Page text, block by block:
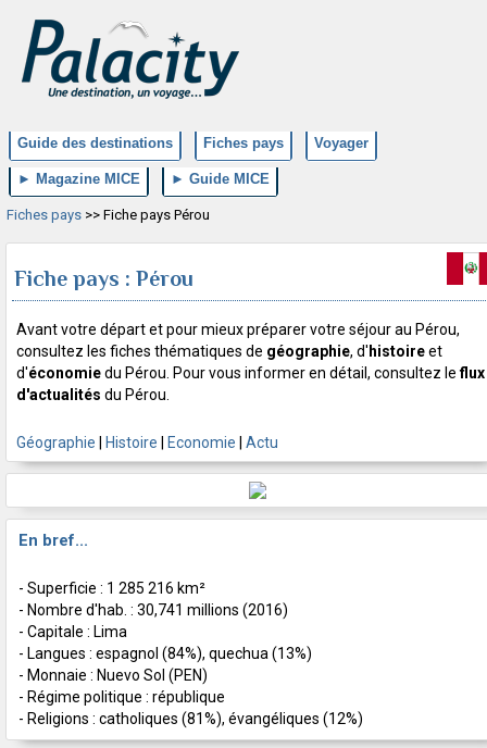
Guide des destinations Fiches pays Voyager
► Magazine MICE ► Guide MICE
Fiches pays >> Fiche pays Pérou
Fiche pays : Pérou
Avant votre départ et pour mieux préparer votre séjour au Pérou,
consultez les fiches thématiques de géographie, d' histoireet
d'économiedu Pérou. Pour vous informer en détail, consultez leflux
d'actualités du Pérou.
Géographie Histoire Economie Actu
En bref...
- Superficie : 1 285 216 km²
- Nombre d'hab. : 30,741 millions (2016)
- Capitale : Lima
- Langues : espagnol (84%), quechua (13%)
- Monnaie : Nuevo Sol (PEN)
- Régime politique : république
- Religions : catholiques (81%), évangéliques (12%)